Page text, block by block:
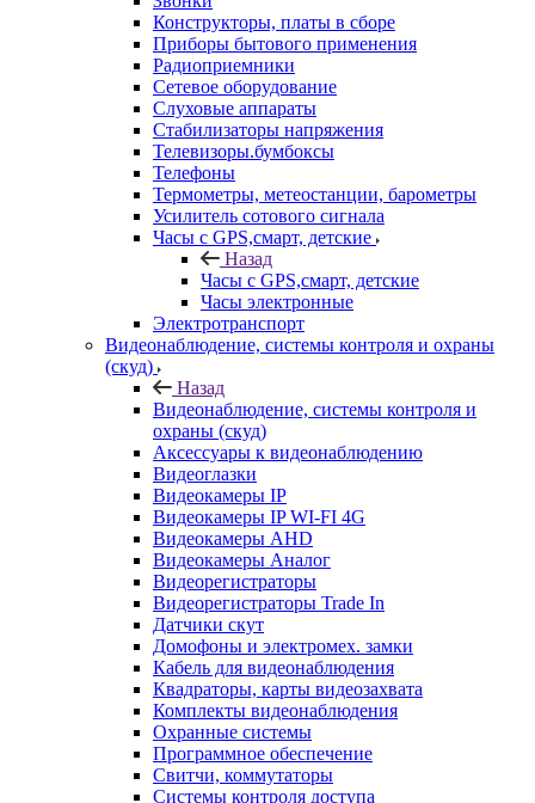
Конструкторы, платы в сборе
Приборы бытового применения
Радиоприемники
Сетевое оборудование
Слуховые аппараты
Стабилизаторы напряжения
Телевизоры.бумбоксы
Телефоны
Термометры, метеостанции, барометры
Усилитель сотового сигнала
Часы с GPS,смарт, детские
Назад
Часы с GPS,смарт, детские
Часы электронные
Электротранспорт
Видеонаблюдение, системы контроля и охраны
(скуд)
Назад
Видеонаблюдение, системы контроля и
охраны (скуд)
Аксессуары к видеонаблюдению
Видеоглазки
Видеокамеры IP
Видеокамеры IP WI-FI 4G
Видеокамеры AHD
Видеокамеры Аналог
Видеорегистраторы
Видеорегистраторы Trade In
Датчики скут
Домофоны и электромех. замки
Кабель для видеонаблюдения
Квадраторы, карты видеозахвата
Комплекты видеонаблюдения
Охранные системы
Программное обеспечение
Свитчи, коммутаторы
Системы контроля доступа